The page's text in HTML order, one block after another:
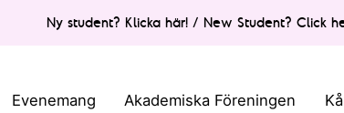
Ny student? Klicka här! / New Student? Click
Evenemang Akademiska Föreningen